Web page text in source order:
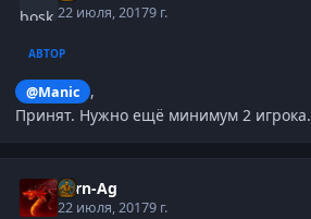
22 июля, 20179 г.
АВТОР
@Manic
,
Принят. Нужно ещё минимум 2 игрока.
Torn-Ag
22 июля, 20179 г.